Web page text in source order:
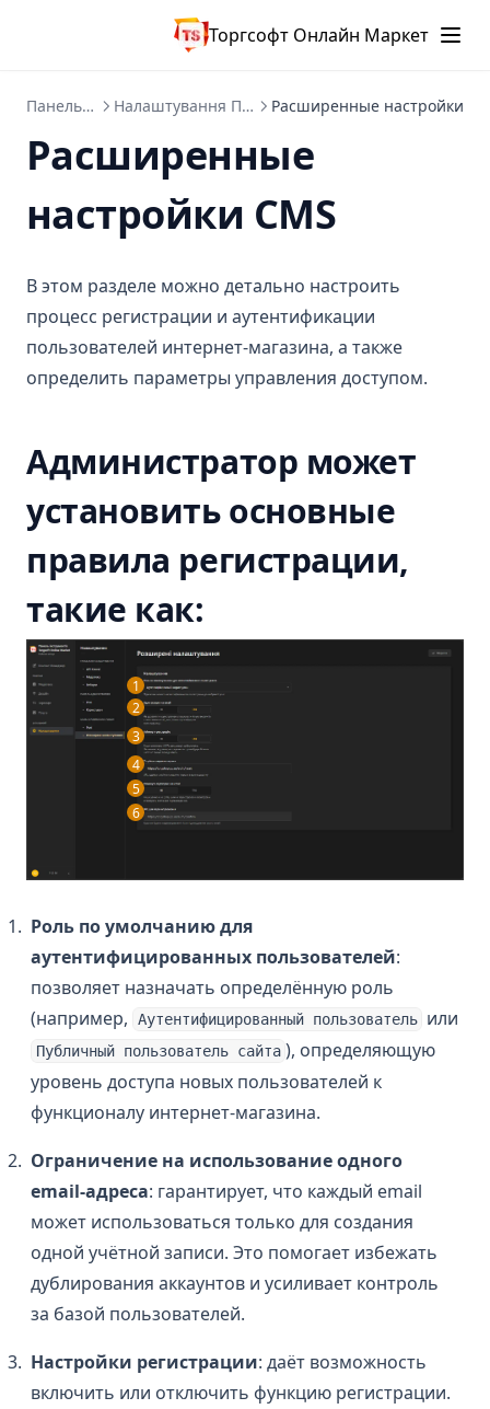
Торгсофт Онлайн Маркет
Панель управління Налаштування Панелі адміністратора Расширенные настройки
Расширенные
настройки CMS
В этом разделе можно детально настроить
процесс регистрации и аутентификации
пользователей интернет-магазина, а также
определить параметры управления доступом.
Администратор может
установить основные
правила регистрации,
такие как:
1
2
3
4
5
6
Роль по умолчанию для
аутентифицированных пользователей:
позволяет назначать определённую роль
(например,
Аутентифицированный пользователь или
Публичный пользователь сайта ), определяющую
уровень доступа новых пользователей к
функционалу интернет-магазина.
Ограничение на использование одного
email-адреса: гарантирует, что каждый email
может использоваться только для создания
одной учётной записи. Это помогает избежать
дублирования аккаунтов и усиливает контроль
за базой пользователей.
Настройки регистрации: даёт возможность
включить или отключить функцию регистрации.